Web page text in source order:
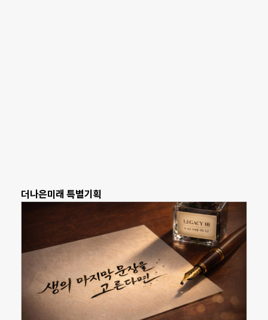
더나은미래 특별기획